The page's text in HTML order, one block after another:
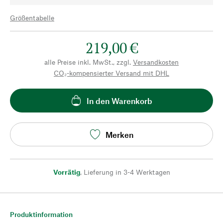
Größentabelle
219,00 €
alle Preise inkl. MwSt., zzgl. Versandkosten
CO₂-kompensierter Versand mit DHL
In den Warenkorb
Merken
Vorrätig, Lieferung in 3-4 Werktagen
Produktinformation